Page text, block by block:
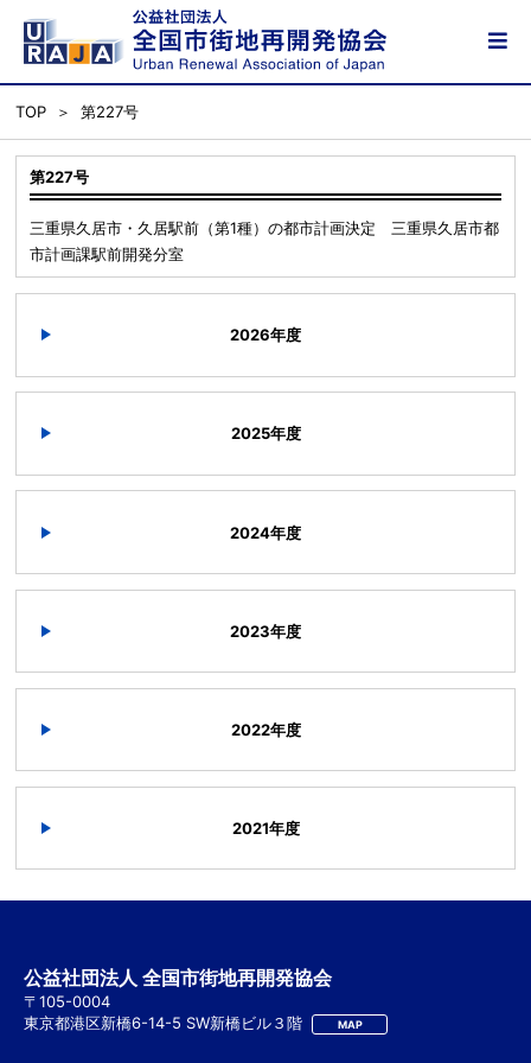
TOP 第227号
第227号
三重県久居市・久居駅前（第1種）の都市計画決定 三重県久居市都
市計画課駅前開発分室
2026年度
2025年度
2024年度
2023年度
2022年度
2021年度
公益社団法人 全国市街地再開発協会
〒105-0004
東京都港区新橋6-14-5 SW新橋ビル３階
MAP